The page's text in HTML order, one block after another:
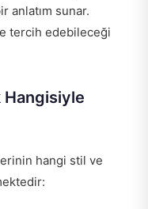
anlatım sunar.
tercih edebileceği
Hangisiyle
hangi stil ve